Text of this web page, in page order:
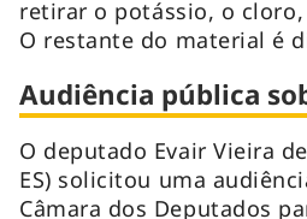
retirar o potássio, o
O restante do material é
Audiência pública
O deputado Evair Vieira
ES) solicitou uma
Câmara dos Deputados